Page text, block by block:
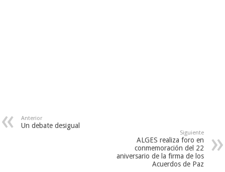
Anterior
Un debate desigual
Siguiente
ALGES realiza foro en
conmemoración del 22
aniversario de la firma de los
Acuerdos de Paz